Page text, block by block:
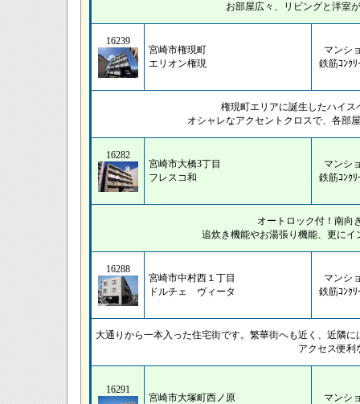
お部屋広々、リビングと洋室
16239
宮崎市権現町
エリオン権現
マンシ
鉄筋ｺﾝｸﾘ
権現町エリアに誕生したハイ
オシャレなアクセントクロスで、各部
16282
宮崎市大橋3丁目
フレスコ和
マンシ
鉄筋ｺﾝｸﾘ
オートロック付！南向
追炊き機能やお湯張り機能、更に
16288
宮崎市中村西１丁目
ドルチェ ヴィータ
マンシ
鉄筋ｺﾝｸﾘ
大通りから一本入った住宅街です。繁華街へも近く、近隣
アクセス便利
16291
宮崎市大塚町西ノ原
マンシ